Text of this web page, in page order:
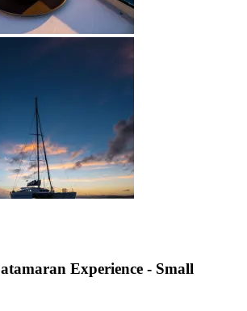
Experience - Small